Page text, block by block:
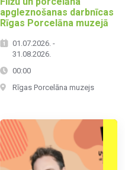
apgleznošanas darbnīcas
Rīgas Porcelāna muzejā
01.07.2026. -
31.08.2026.
00:00
Rīgas Porcelāna muzejs